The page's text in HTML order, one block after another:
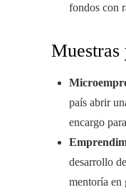
fondos con
Muestras
país abrir
encargo
desarrollo
mentoría en